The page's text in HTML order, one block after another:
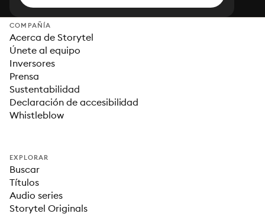
COMPAÑÍA
Acerca de Storytel
Únete al equipo
Inversores
Prensa
Sustentabilidad
Declaración de accesibilidad
Whistleblow
EXPLORAR
Buscar
Títulos
Audio series
Storytel Originals